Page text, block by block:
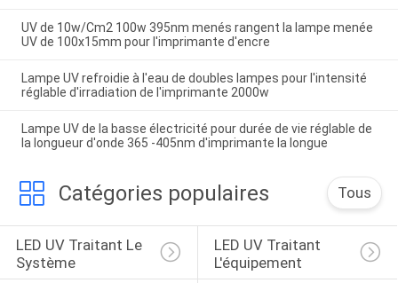
UV de 10w/Cm2 100w 395nm menés rangent la lampe menée
UV de 100x15mm pour l'imprimante d'encre
Lampe UV refroidie à l'eau de doubles lampes pour l'intensité
réglable d'irradiation de l'imprimante 2000w
Lampe UV de la basse électricité pour durée de vie réglable de
la longueur d'onde 365 -405nm d'imprimante la longue
Catégories populaires Tous
LED UV Traitant Le
Système
LED UV Traitant
L'équipement